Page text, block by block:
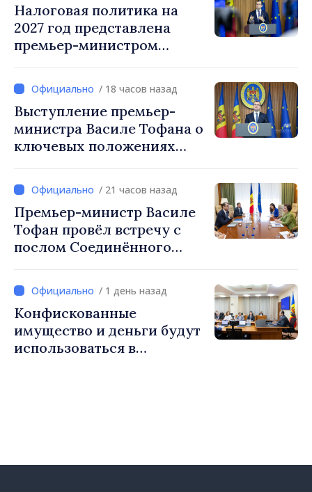
Налоговая политика на
2027 год представлена
премьер-министром
снижение налоговой
нагрузки на труд,
стимулирование
инвестиций и более
справедливое
/ 18 часов назад
Выступление премьер-
министра Василе Тофана о
ключевых положениях
2027 год
/ 21 часов назад
Премьер-министр Василе
Тофан провёл встречу с
послом Соединённого
Великобритании и
Северной Ирландии Ферн
Хорин
/ 1 день назад
Конфискованные
имущество и деньги будут
использоваться в